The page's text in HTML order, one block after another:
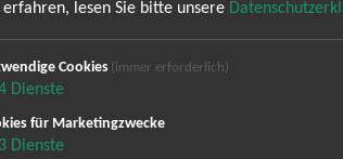
lesen Sie bitte unsere
Cookies (immer erforderlich)
Dienste
für Marketingzwecke
3 Dienste